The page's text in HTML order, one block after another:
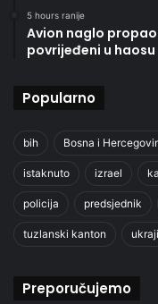
5 hours ranije
Avion naglo
povrijeđeni u haosu
Popularno
bih Bosna i
istaknuto izrael
policija predsjednik
tuzlanski kanton
Preporučujemo